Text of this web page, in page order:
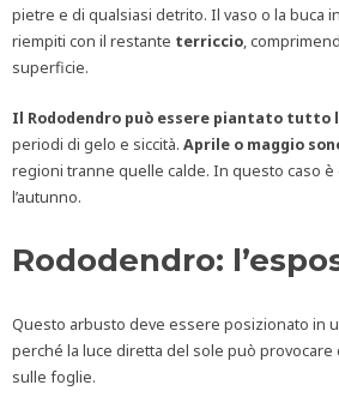
pietre e di qualsiasi detrito. Il vaso o la buca
riempiti con il restante terriccio,
superficie.
Il Rododendro può essere piantato tutto
periodi di gelo e siccità. Aprile o maggio
regioni tranne quelle calde. In questo caso
l’autunno.
Rododendro:
Questo arbusto deve essere posizionato in
perché la luce diretta del sole può
sulle foglie.